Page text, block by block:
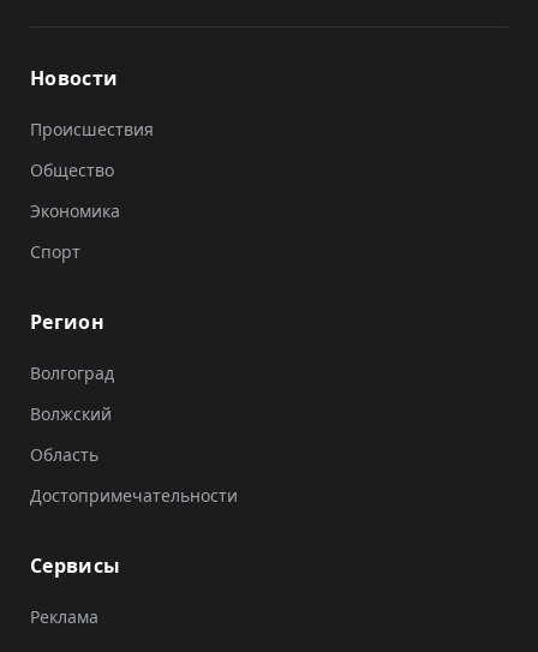
Новости
Происшествия
Общество
Экономика
Спорт
Регион
Волгоград
Волжский
Область
Достопримечательности
Сервисы
Реклама